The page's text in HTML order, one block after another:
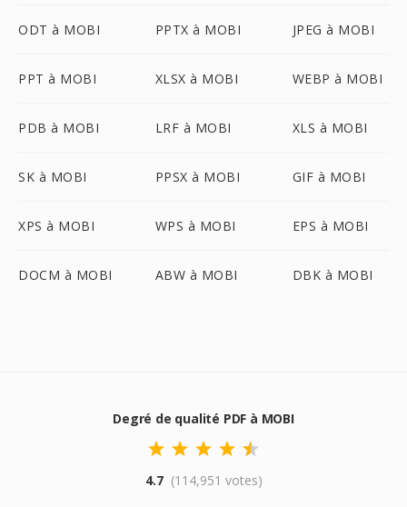
ODT à MOBI PPTX à MOBI JPEG à MOBI
PPT à MOBI XLSX à MOBI WEBP à MOBI
PDB à MOBI LRF à MOBI XLS à MOBI
SK à MOBI PPSX à MOBI GIF à MOBI
XPS à MOBI WPS à MOBI EPS à MOBI
DOCM à MOBI ABW à MOBI DBK à MOBI
Degré de qualité PDF à MOBI
4.7 (114,951 votes)